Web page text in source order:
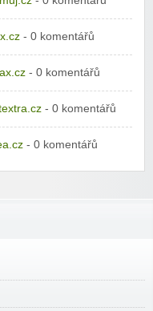
- 0 komentářů
- 0 komentářů
- 0 komentářů
- 0 komentářů